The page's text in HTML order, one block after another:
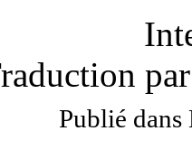
Publié